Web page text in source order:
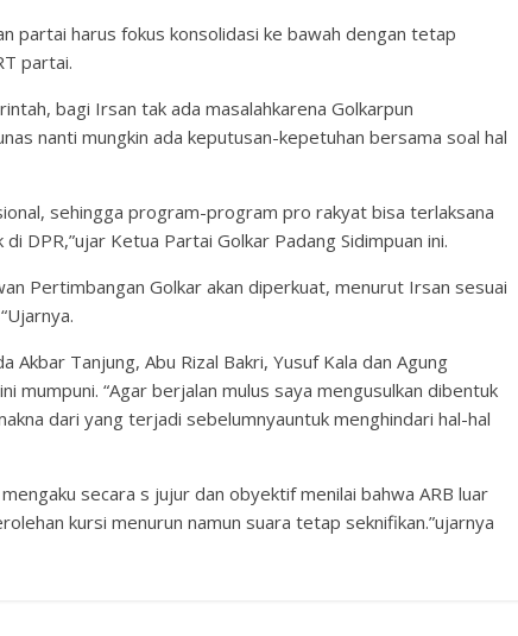
partai harus fokus konsolidasi ke bawah dengan tetap
partai.
bagi Irsan tak ada masalahkarena Golkarpun
nanti mungkin ada keputusan-kepetuhan bersama soal hal
sehingga program-program pro rakyat bisa terlaksana
DPR,”ujar Ketua Partai Golkar Padang Sidimpuan ini.
Pertimbangan Golkar akan diperkuat, menurut Irsan sesuai
Akbar Tanjung, Abu Rizal Bakri, Yusuf Kala dan Agung
mumpuni. “Agar berjalan mulus saya mengusulkan dibentuk
dari yang terjadi sebelumnyauntuk menghindari hal-hal
secara s jujur dan obyektif menilai bahwa ARB luar
kursi menurun namun suara tetap seknifikan.”ujarnya